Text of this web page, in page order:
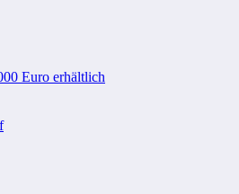
Euro erhältlich